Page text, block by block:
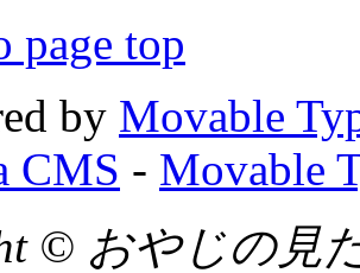
page top
by Movable
CMS - Movable
© おやじの見